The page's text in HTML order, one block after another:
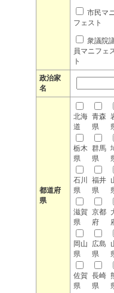
市民マ
フェスト
衆議院
員マニフェ
ト
政治家
名
都道府
県
北海
道
青森
県
栃木
県
群馬
県
石川
県
福井
県
滋賀
県
京都
府
岡山
県
広島
県
佐賀
県
長崎
県